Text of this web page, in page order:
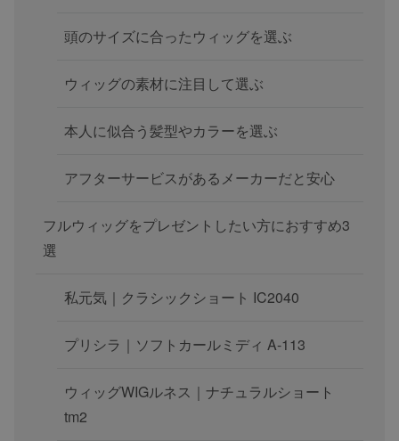
頭のサイズに合ったウィッグを選ぶ
ウィッグの素材に注目して選ぶ
本人に似合う髪型やカラーを選ぶ
アフターサービスがあるメーカーだと安心
フルウィッグをプレゼントしたい方におすすめ3
選
私元気｜クラシックショート IC2040
プリシラ｜ソフトカールミディ A-113
ウィッグWIGルネス｜ナチュラルショート
tm2